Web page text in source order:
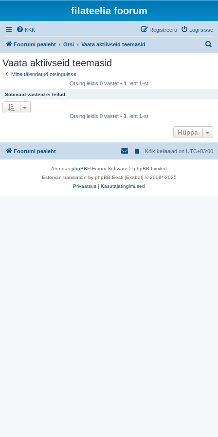
filateelia foorum
KKK Logi sisse
Registreeru
Foorumi pealeht Otsi Vaata aktiivseid teemasid
Vaata aktiivseid teemasid
Mine täiendatud otsinguisse
Otsing leidis 0 vastet • 1 . leht 1-st
Sobivaid vasteid ei leitud.
Otsing leidis 0 vastet • 1 . leht 1-st
Hüppa
Foorumi pealeht Kõik kellaajad on UTC+03:00
Arendas phpBB® Forum Software © phpBB Limited
Estonian translation by phpBB Eesti [Exabot] © 2008*-2025
Privaatsus | Kasutajatingimused